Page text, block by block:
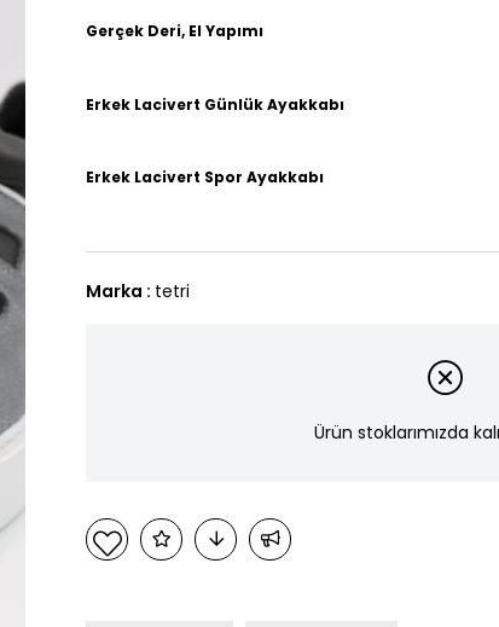
Gerçek Deri, El Yapımı
Erkek Lacivert Günlük Ayakkabı
Erkek Lacivert Spor Ayakkabı
Marka : tetri
Ürün stoklarımızda